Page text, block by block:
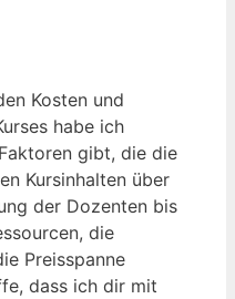
Kosten und
habe ich
gibt, die die
Kursinhalten über
der Dozenten bis
die
Preisspanne
dass ich dir mit